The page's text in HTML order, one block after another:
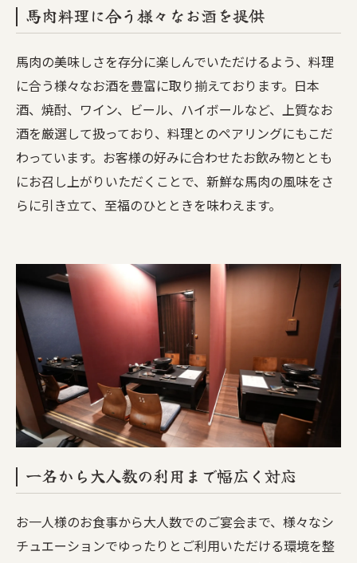
馬肉料理に合う様々なお酒を提供
馬肉の美味しさを存分に楽しんでいただけるよう、料理
に合う様々なお酒を豊富に取り揃えております。日本
酒、焼酎、ワイン、ビール、ハイボールなど、上質なお
酒を厳選して扱っており、料理とのペアリングにもこだ
わっています。お客様の好みに合わせたお飲み物ととも
にお召し上がりいただくことで、新鮮な馬肉の風味をさ
らに引き立て、至福のひとときを味わえます。
一名から大人数の利用まで幅広く対応
お一人様のお食事から大人数でのご宴会まで、様々なシ
チュエーションでゆったりとご利用いただける環境を整